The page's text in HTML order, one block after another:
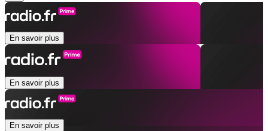
En savoir plus
En savoir plus
En savoir plus